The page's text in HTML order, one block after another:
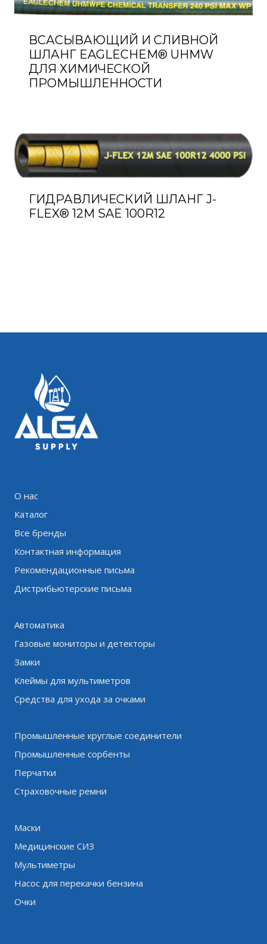
ВСАСЫВАЮЩИЙ И СЛИВНОЙ
ШЛАНГ EAGLECHEM® UHMW
ДЛЯ ХИМИЧЕСКОЙ
ПРОМЫШЛЕННОСТИ
ГИДРАВЛИЧЕСКИЙ ШЛАНГ J-
FLEX® 12M SAE 100R12
О нас
Каталог
Все бренды
Контактная информация
Рекомендационные письма
Дистрибьютерские письма
Автоматика
Газовые мониторы и детекторы
Замки
Клеймы для мультиметров
Средства для ухода за очками
Промышленные круглые соединители
Промышленные сорбенты
Перчатки
Страховочные ремни
Маски
Медицинские СИЗ
Мультиметры
Насос для перекачки бензина
Очки